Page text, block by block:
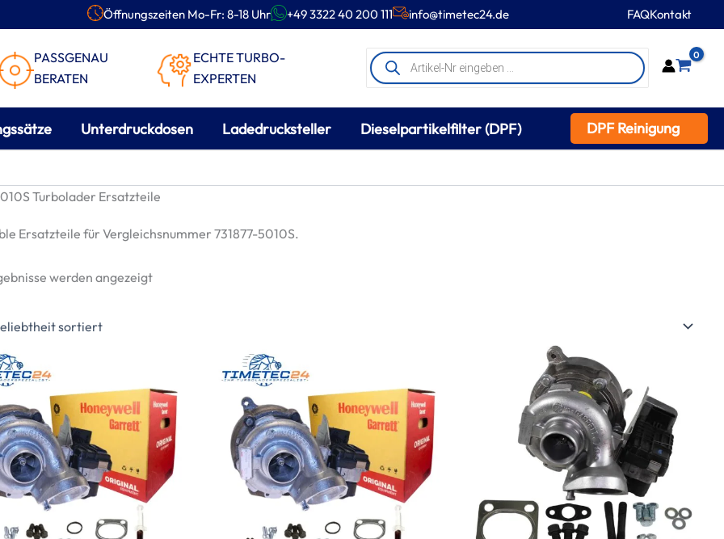
Öffnungszeiten Mo-Fr: 8-18 Uhr +49 3322 40 200 111 info@timetec24.de FAQKontakt
PASSGENAU
BERATEN
ECHTE TURBO-
EXPERTEN
Products
search
0
Unterdruckdosen Ladedrucksteller Dieselpartikelfilter (DPF) DPF Reinigung
Turbolader Ersatzteile
Ersatzteile für Vergleichsnummer 731877-5010S.
werden angezeigtNach